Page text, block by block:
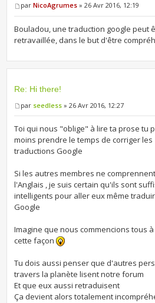
parNicoAgrumes » 26 Avr 2016, 12:19
Bouladou, une traduction google peut
retravaillée, dans le but d'être
Re: Hi there!
par seedless » 26 Avr 2016, 12:27
Toi qui nous "oblige" à lire ta prose tu
moins prendre le temps de corriger les
traductions Google
Si les autres membres ne
l'Anglais , je suis certain qu'ils sont
intelligents pour aller eux même
Google
Imagine que nous commencions tous
cette façon
Tu dois aussi penser que d'autres
travers la planète lisent notre forum
Et que eux aussi retraduisent
Ça devient alors totalement